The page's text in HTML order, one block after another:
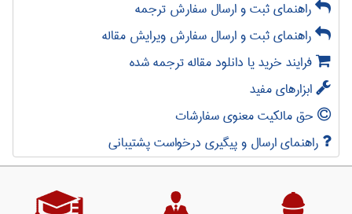
راهنمای ثبت و ارسال سفارش ترجمه
راهنمای ثبت و ارسال سفارش ویرایش مقاله
فرایند خرید یا دانلود مقاله ترجمه شده
ابزارهای مفید
حق مالکیت معنوی سفارشات
راهنمای ارسال و پیگیری درخواست پشتیبانی